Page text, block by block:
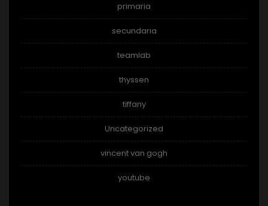
primaria
secundaria
teamlab
thyssen
tiffany
Uncategorized
vincent van gogh
youtube